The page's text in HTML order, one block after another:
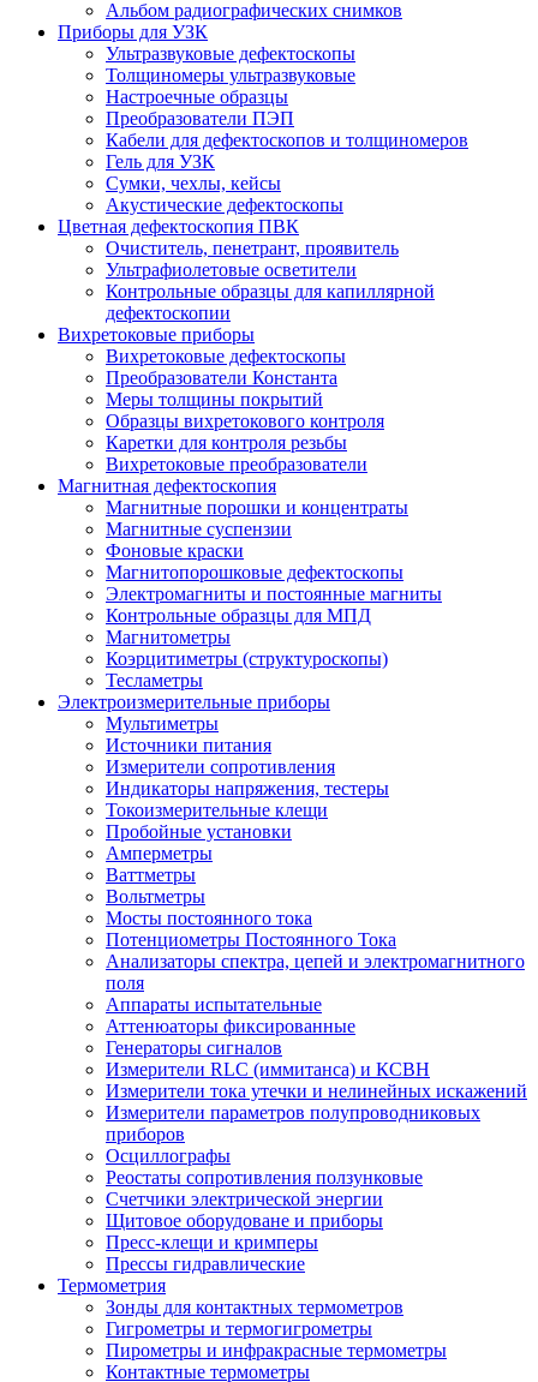
Альбом радиографических снимков
Приборы для УЗК
Ультразвуковые дефектоскопы
Толщиномеры ультразвуковые
Настроечные образцы
Преобразователи ПЭП
Кабели для дефектоскопов и толщиномеров
Гель для УЗК
Сумки, чехлы, кейсы
Акустические дефектоскопы
Цветная дефектоскопия ПВК
Очиститель, пенетрант, проявитель
Ультрафиолетовые осветители
Контрольные образцы для капиллярной
дефектоскопии
Вихретоковые приборы
Вихретоковые дефектоскопы
Преобразователи Константа
Меры толщины покрытий
Образцы вихретокового контроля
Каретки для контроля резьбы
Вихретоковые преобразователи
Магнитная дефектоскопия
Магнитные порошки и концентраты
Магнитные суспензии
Фоновые краски
Магнитопорошковые дефектоскопы
Электромагниты и постоянные магниты
Контрольные образцы для МПД
Магнитометры
Коэрцитиметры (структуроскопы)
Тесламетры
Электроизмерительные приборы
Мультиметры
Источники питания
Измерители сопротивления
Индикаторы напряжения, тестеры
Токоизмерительные клещи
Пробойные установки
Амперметры
Ваттметры
Вольтметры
Мосты постоянного тока
Потенциометры Постоянного Тока
Анализаторы спектра, цепей и электромагнитного
поля
Аппараты испытательные
Аттенюаторы фиксированные
Генераторы сигналов
Измерители RLC (иммитанса) и КСВН
Измерители тока утечки и нелинейных искажений
Измерители параметров полупроводниковых
приборов
Осциллографы
Реостаты сопротивления ползунковые
Счетчики электрической энергии
Щитовое оборудоване и приборы
Пресс-клещи и кримперы
Прессы гидравлические
Термометрия
Зонды для контактных термометров
Гигрометры и термогигрометры
Пирометры и инфракрасные термометры
Контактные термометры